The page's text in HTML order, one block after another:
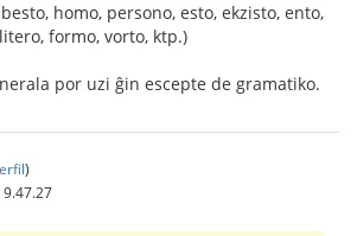
homo, persono, esto, ekzisto, ento,
formo, vorto, ktp.)
por uzi ĝin escepte de gramatiko.
)